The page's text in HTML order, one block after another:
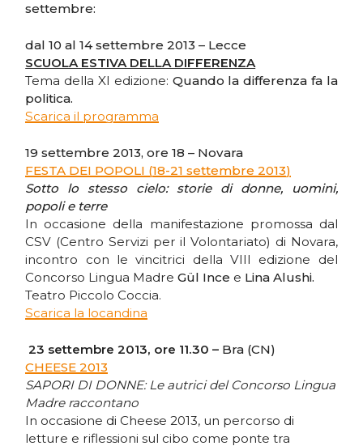
settembre:
dal 10 al 14 settembre 2013 – Lecce
SCUOLA ESTIVA DELLA DIFFERENZA
Tema della XI edizione: Quando la differenza fa la
politica.
Scarica il programma
19 settembre 2013, ore 18 – Novara
FESTA DEI POPOLI (18-21 settembre 2013)
Sotto lo stesso cielo: storie di donne, uomini,
popoli e terre
In occasione della manifestazione promossa dal
CSV (Centro Servizi per il Volontariato) di Novara,
incontro con le vincitrici della VIII edizione del
Concorso Lingua MadreGül Ince e Lina Alushi.
Teatro Piccolo Coccia.
Scarica la locandina
23 settembre 2013, ore 11.30 – Bra (CN)
CHEESE 2013
SAPORI DI DONNE: Le autrici del Concorso Lingua
Madre raccontano
In occasione di Cheese 2013, un percorso di
letture e riflessioni sul cibo come ponte tra